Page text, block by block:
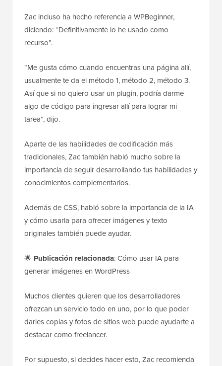
Zac incluso ha hecho referencia a WPBeginner,
diciendo: “Definitivamente lo he usado como
recurso”.
“Me gusta cómo cuando encuentras una página allí,
usualmente te da el método 1, método 2, método 3.
Así que si no quiero usar un plugin, podría darme
algo de código para ingresar allí para lograr mi
tarea”, dijo.
Aparte de las habilidades de codificación más
tradicionales, Zac también habló mucho sobre la
importancia de seguir desarrollando tus habilidades y
conocimientos complementarios.
Además de CSS, habló sobre la importancia de la IA
y cómo usarla para ofrecer imágenes y texto
originales también puede ayudar.
🌟 Publicación relacionada: Cómo usar IA para
generar imágenes en WordPress
Muchos clientes quieren que los desarrolladores
ofrezcan un servicio todo en uno, por lo que poder
darles copias y fotos de sitios web puede ayudarte a
destacar como freelancer.
Por supuesto, si decides hacer esto, Zac recomienda